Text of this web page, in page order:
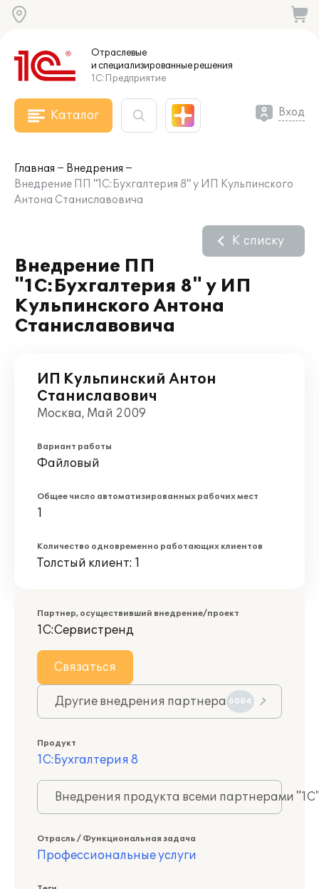
Отраслевые
и специализированныерешения
1С:Предприятие
Каталог Вход
Главная
Внедрения
Внедрение ПП "1С:Бухгалтерия 8" у ИП Кульпинского
Антона Станиславовича
Внедрение ПП
"1С:Бухгалтерия 8" у ИП
Кульпинского Антона
Станиславовича
К списку
ИП Кульпинский Антон
Станиславович
Москва, Май 2009
Вариант работы
Файловый
Общее число автоматизированных рабочих мест
1
Количество одновременно работающих клиентов
Толстый клиент: 1
Партнер, осуществивший внедрение/проект
1С:Сервистренд
Связаться
Другие внедрения партнера 6004
Продукт
1С:Бухгалтерия 8
Внедрения продукта всеми партнерами
Отрасль / Функциональная задача
Профессиональные услуги